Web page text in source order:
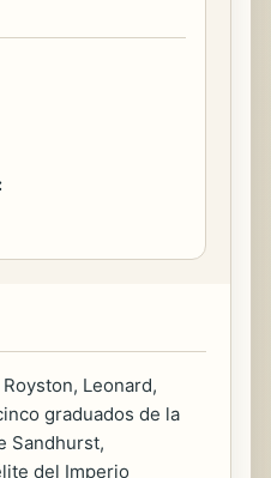
Leonard,
graduados de la
Sandhurst,
del Imperio